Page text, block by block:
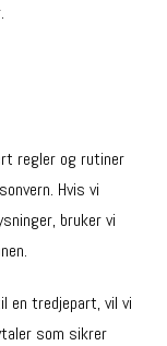
regler og rutiner
Hvis vi
bruker vi
en tredjepart, vil vi
som sikrer